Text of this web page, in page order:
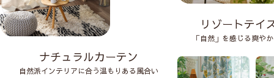
ナチュラルカーテン
自然派インテリアに合う温もりある風合い
リゾートテイ
「自然」を感じる爽や